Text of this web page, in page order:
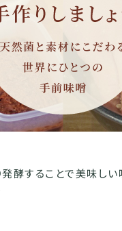
酵することで美味し